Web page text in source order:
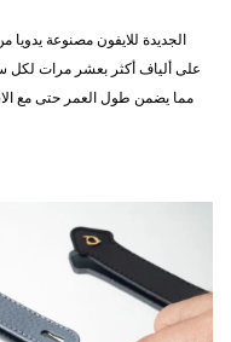
على ألياف أكثر بعشر مرات لكل
مما يضمن طول العمر حتى مع